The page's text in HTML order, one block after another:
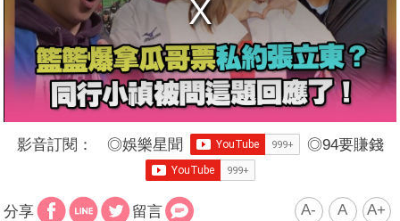
影音訂閱： ◎娛樂星聞 ◎94要賺錢
分享 留言 A- A A+